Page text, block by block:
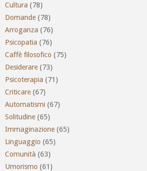
Cultura (78)
Domande (78)
Arroganza (76)
Psicopatia (76)
Caffè filosofico (75)
Desiderare (73)
Psicoterapia (71)
Criticare (67)
Automatismi (67)
Solitudine (65)
Immaginazione (65)
Linguaggio (65)
Comunità (63)
Umorismo (61)